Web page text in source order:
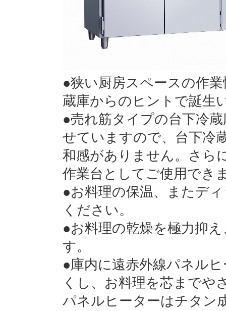
●狭い厨房スペースの作
蔵庫からのヒントで誕生
●売れ筋タイプの台下冷
せていますので、台下冷
和感がありません。さら
作業台としてご使用でき
●お料理の保温、またデ
ください。
●お料理の乾燥を極力抑
す。
●庫内に遠赤外線パネル
くし、お料理を芯までや
パネルヒーターはチタン